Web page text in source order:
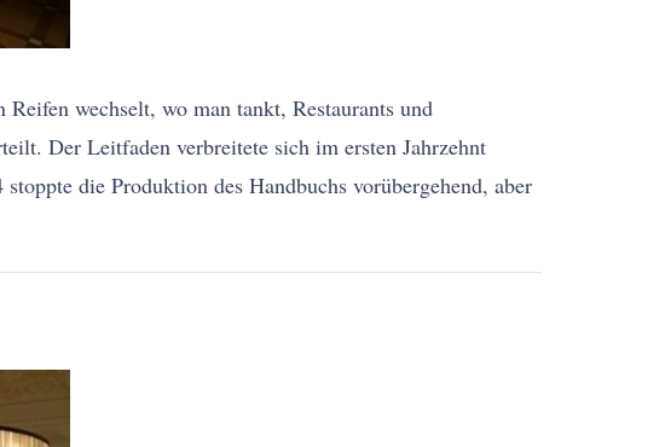
wechselt, wo man tankt, Restaurants und
Der Leitfaden verbreitete sich im ersten Jahrzehnt
die Produktion des Handbuchs vorübergehend, aber